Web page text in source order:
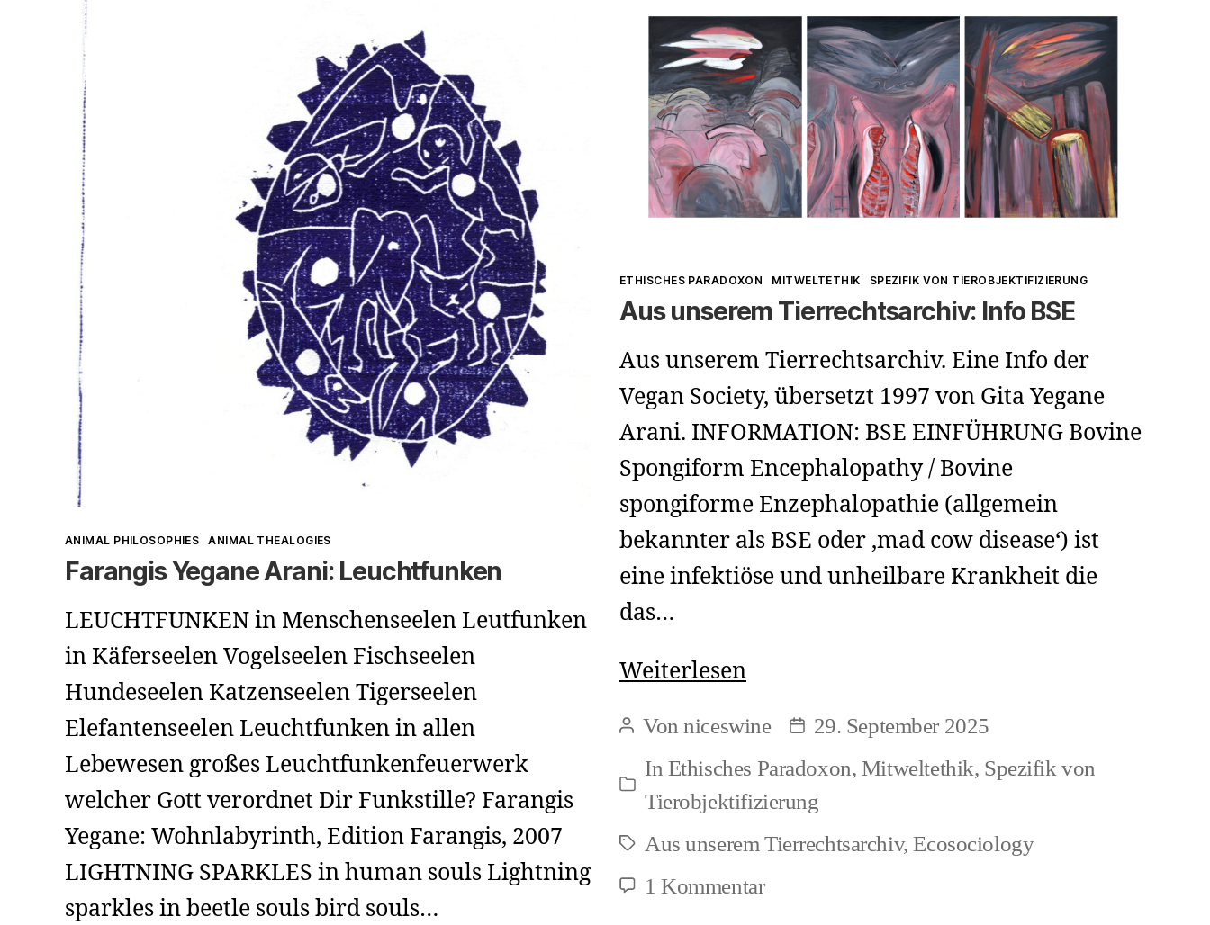
Kategorien
ANIMAL PHILOSOPHIES ANIMAL THEALOGIES
Farangis Yegane Arani: Leuchtfunken
LEUCHTFUNKEN in Menschenseelen Leutfunken
in Käferseelen Vogelseelen Fischseelen
Hundeseelen Katzenseelen Tigerseelen
Elefantenseelen Leuchtfunken in allen
Lebewesen großes Leuchtfunkenfeuerwerk
welcher Gott verordnet Dir Funkstille? Farangis
Yegane: Wohnlabyrinth, Edition Farangis, 2007
LIGHTNING SPARKLES in human souls Lightning
sparkles in beetle souls bird souls…
Kategorien
ETHISCHES PARADOXON MITWELTETHIK SPEZIFIK VON TIEROBJEKTIFIZIERUNG
Aus unserem Tierrechtsarchiv: Info BSE
Aus unserem Tierrechtsarchiv. Eine Info der
Vegan Society, übersetzt 1997 von Gita Yegane
Arani. INFORMATION: BSE EINFÜHRUNG Bovine
Spongiform Encephalopathy / Bovine
spongiforme Enzephalopathie (allgemein
bekannter als BSE oder ‚mad cow disease‘) ist
eine infektiöse und unheilbare Krankheit die
das…
WeiterlesenAus
Tierrechtsarchiv:
Info
BSE
Beitragsautor
Vonniceswine Beitragsdatum
29. September 2025
Kategorien
In Ethisches Paradoxon, Mitweltethik, Spezifik von
Tierobjektifizierung
Schlagwörter
Aus unserem Tierrechtsarchiv,Ecosociology
1 Kommentarzu